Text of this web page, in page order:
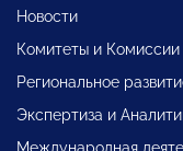
Новости
Комитеты и Комиссии
Региональное
Экспертиза и